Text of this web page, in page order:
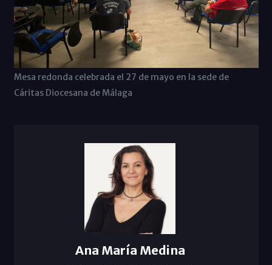
Mesa redonda celebrada el 27 de mayo en la sede de
Cáritas Diocesana de Málaga
Ana María Medina